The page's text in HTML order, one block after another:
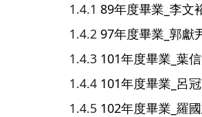
89年度畢業_李文
97年度畢業_郭獻
101年度畢業_葉
101年度畢業_呂
102年度畢業_羅